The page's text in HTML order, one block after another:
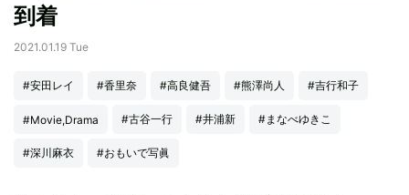
到着
2021.01.19 Tue
#安田レイ #香里奈 #高良健吾 #熊澤尚人 #吉行和子
#Movie,Drama #古谷一行 #井浦新 #まなべゆきこ
#深川麻衣 #おもいで写眞